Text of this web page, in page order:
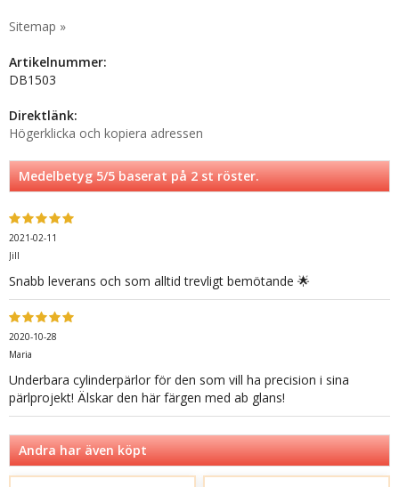
Sitemap »
Artikelnummer:
DB1503
Direktlänk:
Högerklicka och kopiera adressen
Medelbetyg5/5 baserat på2st röster.
2021-02-11
Jill
Snabb leverans och som alltid trevligt bemötande 🌟
2020-10-28
Maria
Underbara cylinderpärlor för den som vill ha precision i sina
pärlprojekt! Älskar den här färgen med ab glans!
Andra har även köpt